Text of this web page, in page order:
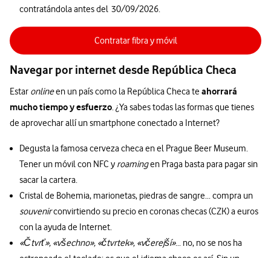
contratándola antes del 30/09/2026.
Contratar fibra y móvil
Navegar por internet desde República Checa
Estar onlineen un país como la República Checa teahorrará
mucho tiempo y esfuerzo. ¿Ya sabes todas las formas que tienes
de aprovechar allí un smartphone conectado a Internet?
Degusta la famosa cerveza checa en el Prague Beer Museum.
Tener un móvil con NFC y roamingen Praga basta para pagar sin
sacar la cartera.
Cristal de Bohemia, marionetas, piedras de sangre... compra un
souvenirconvirtiendo su precio en coronas checas (CZK) a euros
con la ayuda de Internet.
«Čtvrť», «všechno», «čtvrtek», «včerejší»... no, no se nos ha